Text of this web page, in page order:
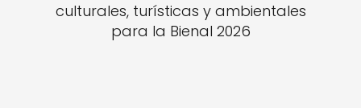
culturales, turísticas y ambientales
para la Bienal 2026